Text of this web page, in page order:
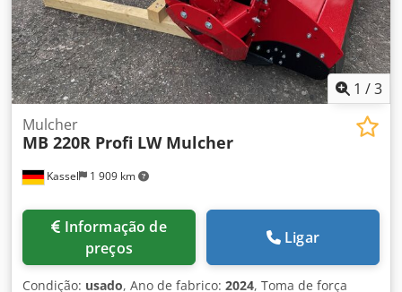
1 /3
Kassel 1 909 km
Mulcher
MB 220R Profi LW Mulcher
preços
Ligar
Condição: usado, Ano de fabrico: 2024, Toma de força